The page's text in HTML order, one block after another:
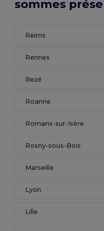
sommes
Reims
Rennes
Rezé
Roanne
Romans-sur-Isère
Rosny-sous-Bois
Marseille
Lyon
Lille